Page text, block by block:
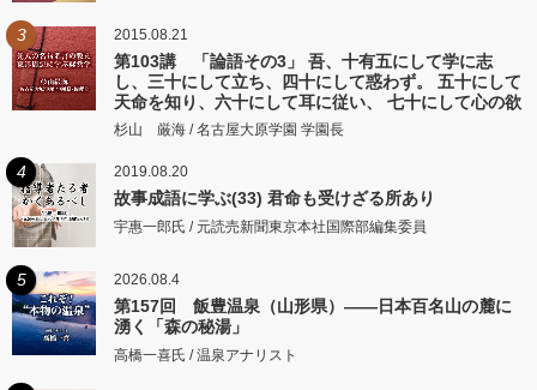
3 2015.08.21
第103講 「論語その3」 吾、十有五にして学に志
し、三十にして立ち、四十にして惑わず。 五十にして
天命を知り、六十にして耳に従い、 七十にして心の欲
するところに従いて矩をこえず。
杉山 厳海 / 名古屋大原学園 学園長
4 2019.08.20
故事成語に学ぶ(33) 君命も受けざる所あり
宇惠一郎氏 / 元読売新聞東京本社国際部編集委員
5 2026.08.4
第157回 飯豊温泉（山形県）――日本百名山の麓に
湧く「森の秘湯」
高橋一喜氏 / 温泉アナリスト